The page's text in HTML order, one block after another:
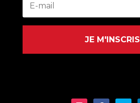
JE M'INSCRIS